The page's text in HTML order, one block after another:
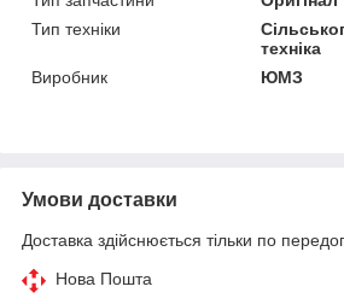
Тип техніки
техніка
Виробник
ЮМЗ
Умови доставки
Доставка здійснюється тільки по
Нова Пошта